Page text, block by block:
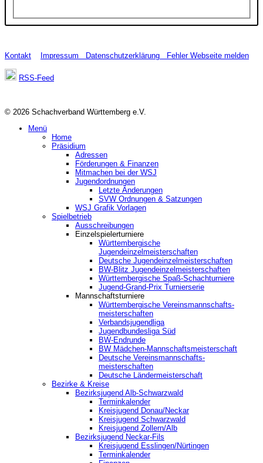
Kontakt Impressum Datenschutzerklärung Fehler Webseite melden
RSS-Feed
© 2026 Schachverband Württemberg e.V.
Menü
Home
Präsidium
Adressen
Förderungen & Finanzen
Mitmachen bei der WSJ
Jugendordnungen
Letzte Änderungen
SVW Ordnungen & Satzungen
WSJ Grafik Vorlagen
Spielbetrieb
Ausschreibungen
Einzelspielerturniere
Württembergische
Jugendeinzelmeisterschaften
Deutsche Jugendeinzelmeisterschaften
BW-Blitz Jugendeinzelmeisterschaften
Württembergische Spaß-Schachturniere
Jugend-Grand-Prix Turnierserie
Mannschaftsturniere
Württembergische Vereinsmannschafts-
meisterschaften
Verbandsjugendliga
Jugendbundesliga Süd
BW-Endrunde
BW Mädchen-Mannschaftsmeisterschaft
Deutsche Vereinsmannschafts-
meisterschaften
Deutsche Ländermeisterschaft
Bezirke & Kreise
Bezirksjugend Alb-Schwarzwald
Terminkalender
Kreisjugend Donau/Neckar
Kreisjugend Schwarzwald
Kreisjugend Zollern/Alb
Bezirksjugend Neckar-Fils
Kreisjugend ‎Esslingen/Nürtingen
Terminkalender